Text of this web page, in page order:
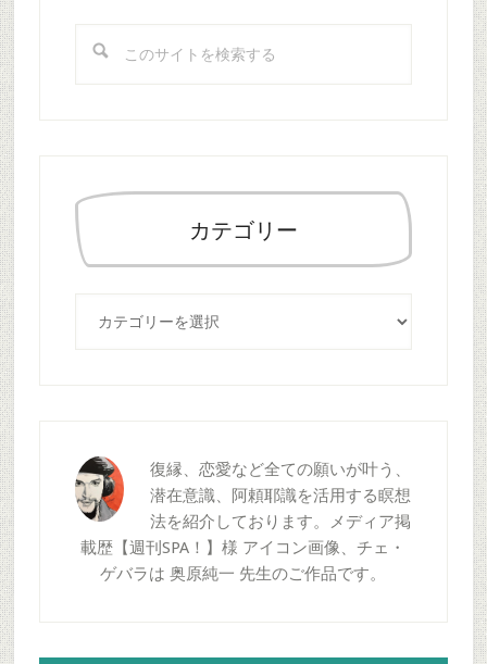
検
す
る
カテゴリー
復縁、恋愛など全ての願いが叶う、
潜在意識、阿頼耶識を活用する瞑想
法を紹介しております。メディア掲
載歴【週刊SPA！】様 アイコン画像、チェ・
ゲバラは 奥原純一 先生のご作品です。